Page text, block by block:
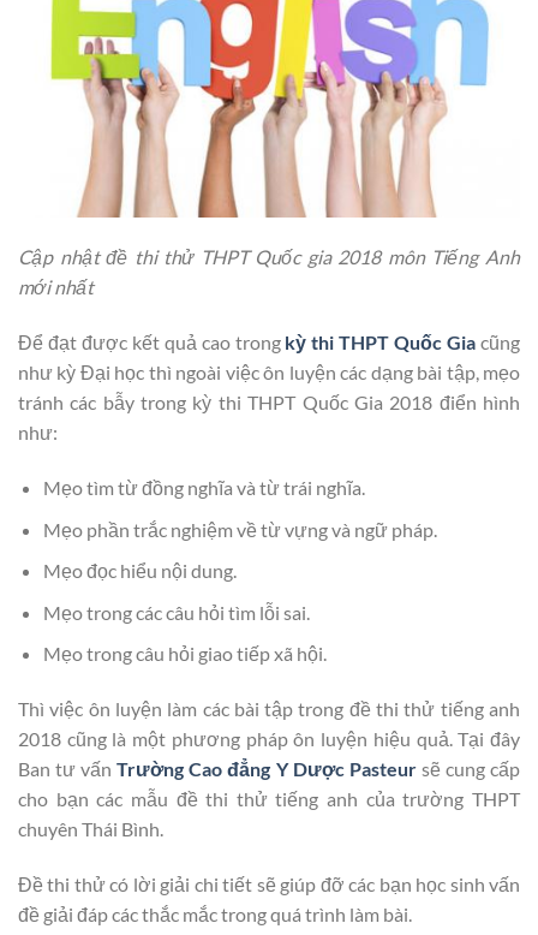
Cập nhật đề thi thử THPT Quốc gia 2018 môn Tiếng Anh
mới nhất
Để đạt được kết quả cao trong kỳ thi THPT Quốc Gia cũng
như kỳ Đại học thì ngoài việc ôn luyện các dạng bài tập, mẹo
tránh các bẫy trong kỳ thi THPT Quốc Gia 2018 điển hình
như:
Mẹo tìm từ đồng nghĩa và từ trái nghĩa.
Mẹo phần trắc nghiệm về từ vựng và ngữ pháp.
Mẹo đọc hiểu nội dung.
Mẹo trong các câu hỏi tìm lỗi sai.
Mẹo trong câu hỏi giao tiếp xã hội.
Thì việc ôn luyện làm các bài tập trong đề thi thử tiếng anh
2018 cũng là một phương pháp ôn luyện hiệu quả. Tại đây
Ban tư vấnTrường Cao đẳng Y Dược Pasteursẽ cung cấp
cho bạn các mẫu đề thi thử tiếng anh của trường THPT
chuyên Thái Bình.
Đề thi thử có lời giải chi tiết sẽ giúp đỡ các bạn học sinh vấn
đề giải đáp các thắc mắc trong quá trình làm bài.